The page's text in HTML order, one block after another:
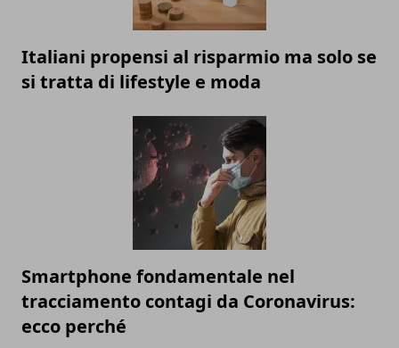
Italiani propensi al risparmio ma solo se
si tratta di lifestyle e moda
Smartphone fondamentale nel
tracciamento contagi da Coronavirus:
ecco perché